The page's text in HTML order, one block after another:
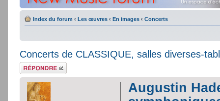
Index du forum ‹ Les œuvres ‹ En images ‹ Concerts
Concerts de CLASSIQUE, salles diverses-
Répondre
Augustin